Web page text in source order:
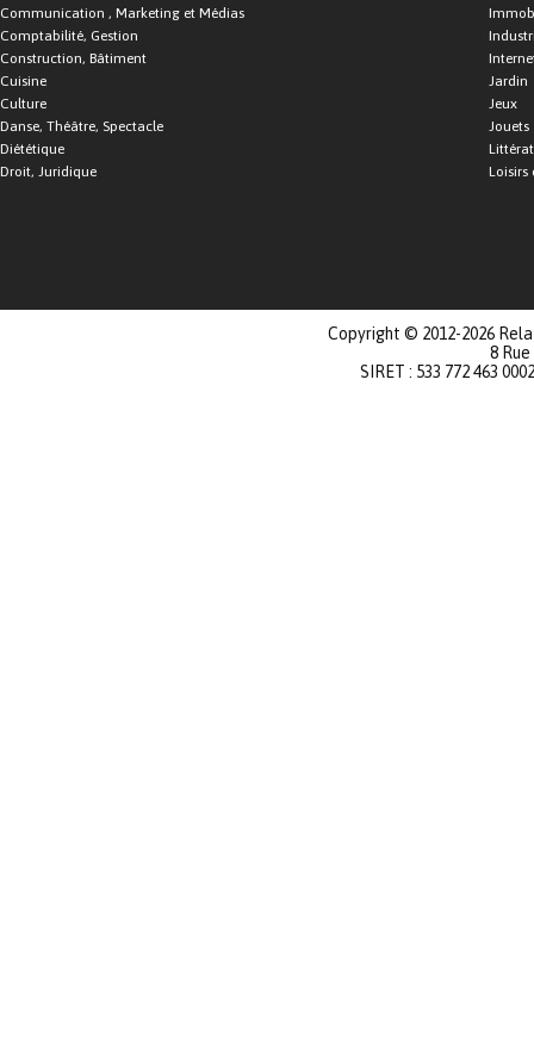
Communication , Marketing et Médias
Comptabilité, Gestion
Construction, Bâtiment
Cuisine
Culture
Danse, Théâtre, Spectacle
Diététique
Droit, Juridique
Jardin
Jeux
Jouets
Loisirs
Copyright © 2012-2026
8
SIRET : 533 772 463